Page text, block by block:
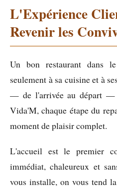
L'Expérience
Revenir les
Un bon restaurant dans
seulement à sa cuisine et à
— de l'arrivée au départ —
Vida'M, chaque étape du
moment de plaisir complet.
L'accueil est le premier
immédiat, chaleureux et
vous installe, on vous tend